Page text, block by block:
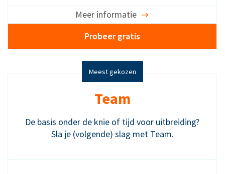
Meer informatie
Probeer gratis
Meest gekozen
Team
De basis onder de knie of tijd voor uitbreiding?
Sla je (volgende) slag met Team.